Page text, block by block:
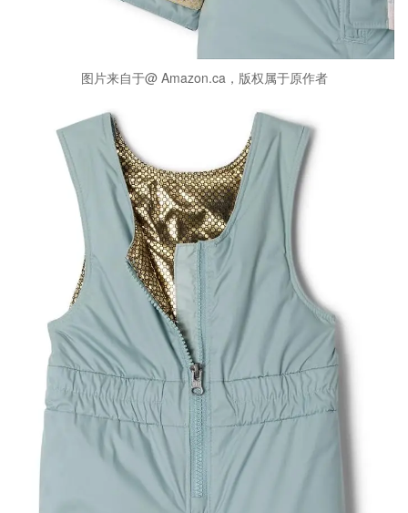
图片来自于@ Amazon.ca，版权属于原作者